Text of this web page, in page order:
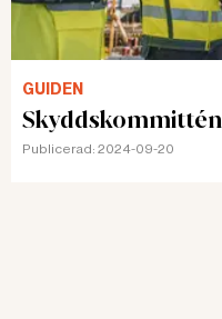
GUIDEN
Publicerad: 2024-09-20